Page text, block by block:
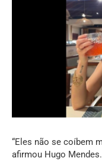
“Eles não se coíbem
afirmou Hugo